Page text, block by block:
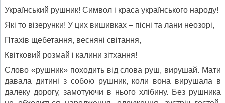
Український рушник! Символ і краса українського народу!
Які то візерунки! У цих вишивках – пісні та лани неозорі,
Птахів щебетання, весняні світання,
Квітковий розмай і калини зітхання!
Слово «рушник» походить від слова руш, вирушай. Мати
давала дитині з собою рушник, коли вона вирушала в
далеку дорогу, замотуючи в нього хлібину. Без рушника